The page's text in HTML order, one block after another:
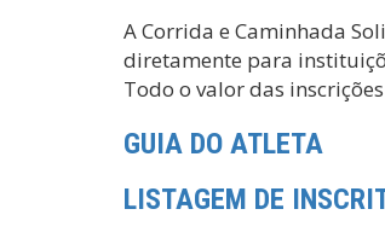
A Corrida e Caminhada
diretamente para
Todo o valor das
GUIA DO ATLETA
LISTAGEM DE